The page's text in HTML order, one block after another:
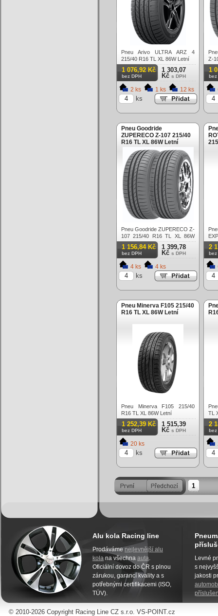
Pneu Arivo ULTRA ARZ 4
215/40 R16 TL XL 86W Letní
1 076,92 Kč
bez DPH
1 303,07
Kč s DPH
2 ks 1 ks 12 ks
ks
Z-
1
bez
Pneu Goodride
ZUPERECO Z-107 215/40
R16 TL XL 86W Letní
Pneu Goodride ZUPERECO Z-
107 215/40 R16 TL XL 86W
Letní
1 156,84 Kč
bez DPH
1 399,78
Kč s DPH
4 ks 4 ks
ks
XL
2
bez
Pneu Minerva F105 215/40
R16 TL XL 86W Letní
Pneu Minerva F105 215/40
R16 TL XL 86W Letní
1 252,39 Kč
bez DPH
1 515,39
Kč s DPH
20 ks
ks
TL
2
bez
1
Alu kola Racing line
Prodáváme nejlevnější alu
kola na všechna auta.
Oficiální dovoz do ČR s plnou
zárukou, garancí kvality a s
potřebnými certifikacemi (ISO,
TÜV).
Levné
s
jakosti
© 2010-2026 Copyright Racing Line CZ s.r.o. VS-POINT.cz